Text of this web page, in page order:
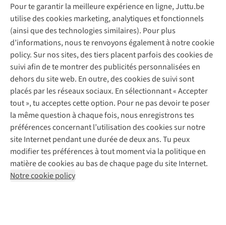
Pour te garantir la meilleure expérience en ligne, Juttu.be
utilise des cookies marketing, analytiques et fonctionnels
(ainsi que des technologies similaires). Pour plus
d’informations, nous te renvoyons également à notre cookie
policy. Sur nos sites, des tiers placent parfois des cookies de
suivi afin de te montrer des publicités personnalisées en
dehors du site web. En outre, des cookies de suivi sont
placés par les réseaux sociaux. En sélectionnant « Accepter
tout », tu acceptes cette option. Pour ne pas devoir te poser
la même question à chaque fois, nous enregistrons tes
préférences concernant l’utilisation des cookies sur notre
site Internet pendant une durée de deux ans. Tu peux
modifier tes préférences à tout moment via la politique en
matière de cookies au bas de chaque page du site Internet.
Notre cookie policy
Service client
Questions fréquentes
Commander
Payer
10 % réduction étudiants
Klarna : post-paiement
Livraison
Retourner
Rétractation d'une commande
Garantie
Contact
Nos services
Vintage - ReJUsed
Atelier de couture
Personal shopping
Boîte à vêtements
Événements / ateliers
Juttu
Qui sommes-nous ?
Juttu Friends
Inspiration
Travailler chez Juttu
Nos magasins
Le monde de Juttu
Entrepreneuriat responsable
Déclaration d’accessibilité
Abonne-toi à la newsletter
Suivez-nous